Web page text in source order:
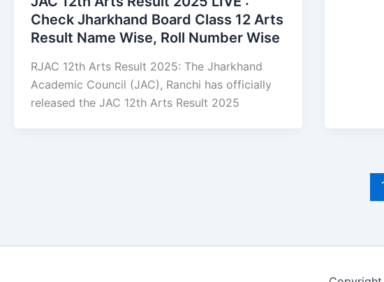
Check Jharkhand Board Class 12 Arts
Result Name Wise, Roll Number Wise
RJAC 12th Arts Result 2025: The Jharkhand
Academic Council (JAC), Ranchi has officially
released the JAC 12th Arts Result 2025